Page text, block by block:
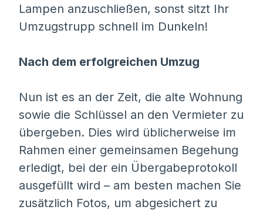
Lampen anzuschließen, sonst sitzt Ihr
Umzugstrupp schnell im Dunkeln!
Nach dem erfolgreichen Umzug
Nun ist es an der Zeit, die alte Wohnung
sowie die Schlüssel an den Vermieter zu
übergeben. Dies wird üblicherweise im
Rahmen einer gemeinsamen Begehung
erledigt, bei der ein Übergabeprotokoll
ausgefüllt wird – am besten machen Sie
zusätzlich Fotos, um abgesichert zu